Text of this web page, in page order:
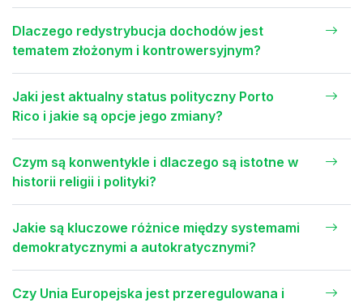
Dlaczego redystrybucja dochodów jest
tematem złożonym i kontrowersyjnym?
Jaki jest aktualny status polityczny Porto
Rico i jakie są opcje jego zmiany?
Czym są konwentykle i dlaczego są istotne w
historii religii i polityki?
Jakie są kluczowe różnice między systemami
demokratycznymi a autokratycznymi?
Czy Unia Europejska jest przeregulowana i